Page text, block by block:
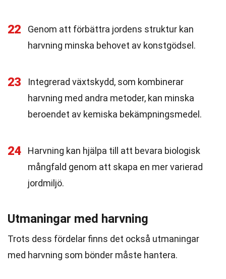
22
Genom att förbättra jordens struktur kan
harvning minska behovet av konstgödsel.
23
Integrerad växtskydd, som kombinerar
harvning med andra metoder, kan minska
beroendet av kemiska bekämpningsmedel.
24
Harvning kan hjälpa till att bevara biologisk
mångfald genom att skapa en mer varierad
jordmiljö.
Utmaningar med harvning
Trots dess fördelar finns det också utmaningar
med harvning som bönder måste hantera.